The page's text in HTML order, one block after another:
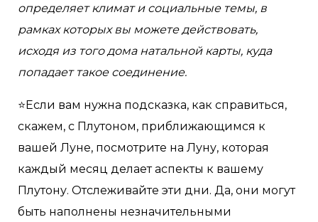
определяет климат и социальные темы, в
рамках которых вы можете действовать,
исходя из того дома натальной карты, куда
попадает такое соединение.
⭐️Если вам нужна подсказка, как справиться,
скажем, с Плутоном, приближающимся к
вашей Луне, посмотрите на Луну, которая
каждый месяц делает аспекты к вашему
Плутону. Отслеживайте эти дни. Да, они могут
быть наполнены незначительными